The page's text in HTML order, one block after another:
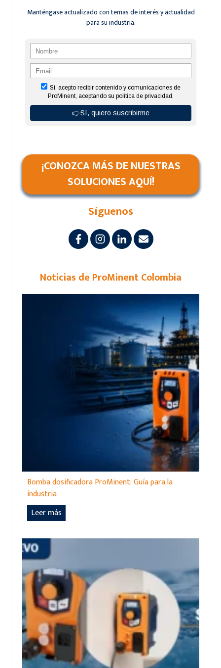
Manténgase actualizado con temas de interés y actualidad
para su industria.
¡CONOZCA MÁS DE NUESTRAS
SOLUCIONES AQUÍ!
Síguenos
Noticias de ProMinent Colombia
Bomba dosificadora ProMinent: Guía para la
industria
Leer más
o
m
d
o
s
i
f
i
c